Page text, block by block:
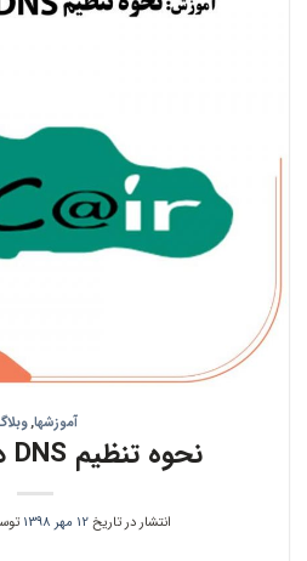
آموزشها,
نحوه تنظیم DNS دامنه های ir
انتشار در تاریخ12 مهر 1398